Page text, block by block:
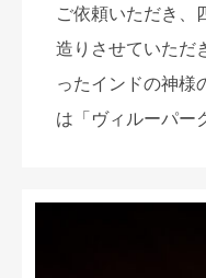
ご依頼いただき、
造りさせていただ
ったインドの神様
は「ヴィルーパ